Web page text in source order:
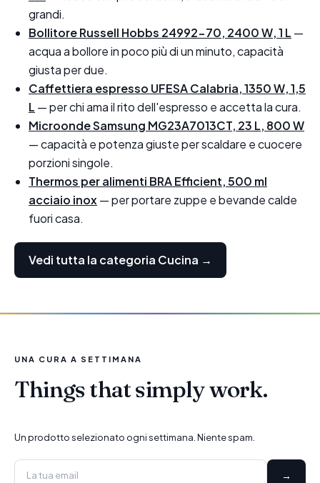
grandi.
Bollitore Russell Hobbs 24992-70, 2400 W, 1 L —
acqua a bollore in poco più di un minuto, capacità
giusta per due.
Caffettiera espresso UFESA Calabria, 1350 W, 1,5
L — per chi ama il rito dell'espresso e accetta la cura.
Microonde Samsung MG23A7013CT, 23 L, 800 W
— capacità e potenza giuste per scaldare e cuocere
porzioni singole.
Thermos per alimenti BRA Efficient, 500 ml
acciaio inox— per portare zuppe e bevande calde
fuori casa.
Vedi tutta la categoria Cucina →
UNA CURA A SETTIMANA
Things that simply work.
Un prodotto selezionato ogni settimana. Niente spam.
→